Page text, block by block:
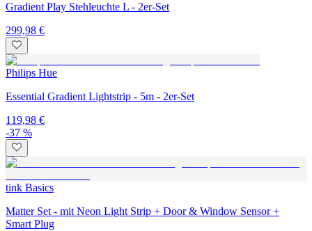
Gradient Play Stehleuchte L - 2er-Set
299,98 €
Philips Hue
Essential Gradient Lightstrip - 5m - 2er-Set
119,98 €
-37 %
tink Basics
Matter Set - mit Neon Light Strip + Door & Window Sensor +
Smart Plug